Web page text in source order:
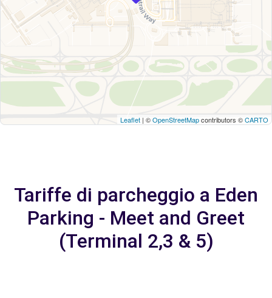
Leaflet | ©OpenStreetMapcontributors ©CARTO
Tariffe di parcheggio a Eden
Parking - Meet and Greet
(Terminal 2,3 & 5)